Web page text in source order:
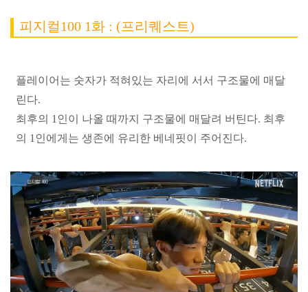
피지컬100 1화 : (프리퀘스트)
플레이어는 숫자가 적혀있는 자리에 서서 구조물에 매달
린다.
최후의 1인이 나올 때까지 구조물에 매달려 버틴다. 최후
의 1인에게는 생존에 유리한 베네핏이 주어진다.